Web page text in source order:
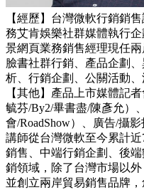
【經歷】台灣微軟行銷銷
務艾肯娛樂社群媒體執行
景網頁業務銷售經理現任
臉書社群行銷、產品企劃
析、行銷企劃、公關活動
【其他】產品上市媒體記
毓芬/By2/畢書盡/陳彥允）
會/RoadShow）、廣告/攝
講師從台灣微軟至今累計
銷售、中端行銷企劃、後
銷領域，除了台灣市場以
並創立兩岸貿易銷售品牌，